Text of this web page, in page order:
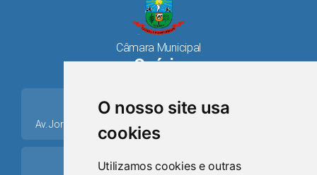
O nosso site usa
cookies
Utilizamos cookies e outras
Câmara Municipal
Osório
place
Av. Jorge Dariva, 1211, Centro CEP: 95520.000 - Osório/RS
ring_volume